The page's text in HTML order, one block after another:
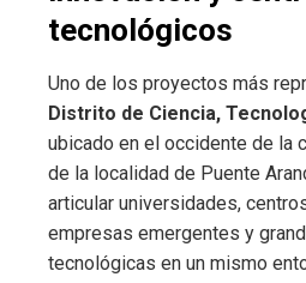
tecnológicos
Uno de los proyectos más
Distrito de Ciencia,
ubicado en el occidente de la
de la localidad de Puente
articular universidades,
empresas emergentes y
tecnológicas en un mismo